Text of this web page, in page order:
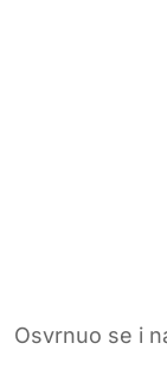
Osvrnuo se i